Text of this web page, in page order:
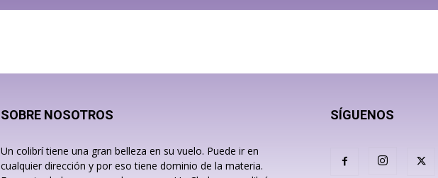
SOBRE NOSOTROS
Un colibrí tiene una gran belleza en su vuelo. Puede ir en
cualquier dirección y por eso tiene dominio de la materia.
SÍGUENOS